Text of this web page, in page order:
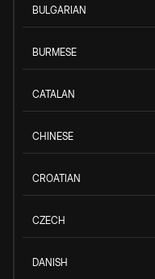
BULGARIAN
BURMESE
CATALAN
CHINESE
CROATIAN
CZECH
DANISH